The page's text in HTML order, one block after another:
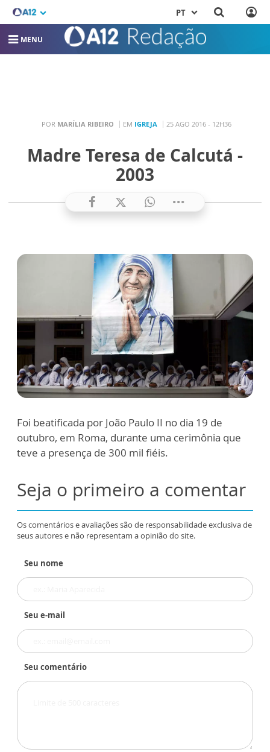
PT
MENU
POR MARÍLIA RIBEIRO EM IGREJA 25 AGO 2016 - 12H36
Madre Teresa de Calcutá -
2003
Foi beatificada por João Paulo II no dia 19 de
outubro, em Roma, durante uma cerimônia que
teve a presença de 300 mil fiéis.
Seja o primeiro a comentar
Os comentários e avaliações são de responsabilidade exclusiva de
seus autores e não representam a opinião do site.
Seu nome
Seu e-mail
Seu comentário